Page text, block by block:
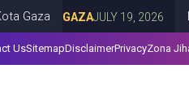
GAZA JULY 19, 2026 Iran
UsSitemapDisclaimerPrivacyZona